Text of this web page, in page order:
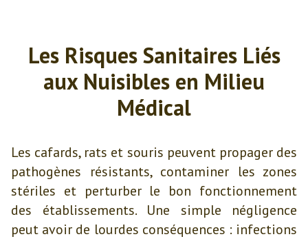
Les Risques Sanitaires Liés
aux Nuisibles en Milieu
Médical
Les cafards, rats et souris peuvent propager des
pathogènes résistants, contaminer les zones
stériles et perturber le bon fonctionnement
des établissements. Une simple négligence
peut avoir de lourdes conséquences : infections